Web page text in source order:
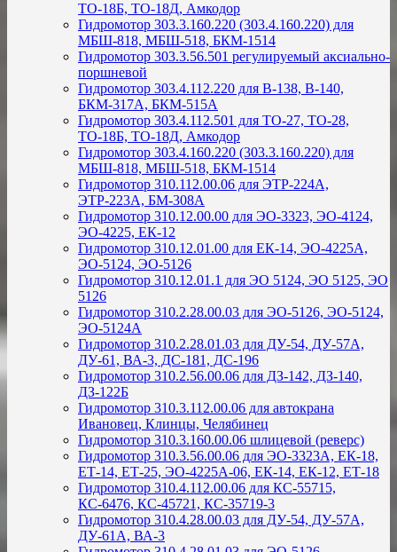
ТО-18Б, ТО-18Д, Амкодор
Гидромотор 303.3.160.220 (303.4.160.220) для
МБШ-818, МБШ-518, БКМ-1514
Гидромотор 303.3.56.501 регулируемый аксиально-
поршневой
Гидромотор 303.4.112.220 для В-138, В-140,
БКМ-317А, БКМ-515А
Гидромотор 303.4.112.501 для ТО-27, ТО-28,
ТО-18Б, ТО-18Д, Амкодор
Гидромотор 303.4.160.220 (303.3.160.220) для
МБШ-818, МБШ-518, БКМ-1514
Гидромотор 310.112.00.06 для ЭТР-224А,
ЭТР-223А, БМ-308А
Гидромотор 310.12.00.00 для ЭО-3323, ЭО-4124,
ЭО-4225, ЕК-12
Гидромотор 310.12.01.00 для ЕК-14, ЭО-4225А,
ЭО-5124, ЭО-5126
Гидромотор 310.12.01.1 для ЭО 5124, ЭО 5125, ЭО
5126
Гидромотор 310.2.28.00.03 для ЭО-5126, ЭО-5124,
ЭО-5124А
Гидромотор 310.2.28.01.03 для ДУ-54, ДУ-57А,
ДУ-61, ВА-3, ДС-181, ДС-196
Гидромотор 310.2.56.00.06 для ДЗ-142, ДЗ-140,
ДЗ-122Б
Гидромотор 310.3.112.00.06 для автокрана
Ивановец, Клинцы, Челябинец
Гидромотор 310.3.160.00.06 шлицевой (реверс)
Гидромотор 310.3.56.00.06 для ЭО-3323А, ЕК-18,
ЕТ-14, ЕТ-25, ЭО-4225А-06, ЕК-14, ЕК-12, ЕТ-18
Гидромотор 310.4.112.00.06 для КС-55715,
КС-6476, КС-45721, КС-35719-3
Гидромотор 310.4.28.00.03 для ДУ-54, ДУ-57А,
ДУ-61А, ВА-3